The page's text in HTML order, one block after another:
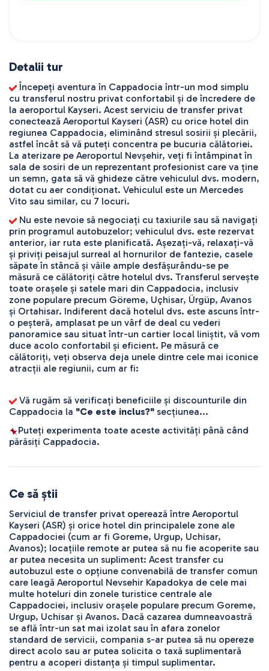
Detalii tur
Începeți aventura în Cappadocia într-un mod simplu
cu transferul nostru privat confortabil și de încredere de
la aeroportul Kayseri. Acest serviciu de transfer privat
conectează Aeroportul Kayseri (ASR) cu orice hotel din
regiunea Cappadocia, eliminând stresul sosirii și plecării,
astfel încât să vă puteți concentra pe bucuria călătoriei.
La aterizare pe Aeroportul Nevşehir, veți fi întâmpinat în
sala de sosiri de un reprezentant profesionist care va ține
un semn, gata să vă ghideze către vehiculul dvs. modern,
dotat cu aer condiționat. Vehiculul este un Mercedes
Vito sau similar, cu 7 locuri.
Nu este nevoie să negociați cu taxiurile sau să navigați
prin programul autobuzelor; vehiculul dvs. este rezervat
anterior, iar ruta este planificată. Așezați-vă, relaxați-vă
și priviți peisajul surreal al hornurilor de fantezie, casele
săpate în stâncă și văile ample desfășurându-se pe
măsură ce călătoriți către hotelul dvs. Transferul servește
toate orașele și satele mari din Cappadocia, inclusiv
zone populare precum Göreme, Uçhisar, Ürgüp, Avanos
și Ortahisar. Indiferent dacă hotelul dvs. este ascuns într-
o peșteră, amplasat pe un vârf de deal cu vederi
panoramice sau situat într-un cartier local liniștit, vă vom
duce acolo confortabil și eficient. Pe măsură ce
călătoriți, veți observa deja unele dintre cele mai iconice
atracții ale regiunii, cum ar fi:
Vă rugăm să verificați beneficiile și discounturile din
Cappadocia la "Ce este inclus?" secțiunea...
Puteți experimenta toate aceste activități până când
părăsiți Cappadocia.
Ce să știi
Serviciul de transfer privat operează între Aeroportul
Kayseri (ASR) și orice hotel din principalele zone ale
Cappadociei (cum ar fi Goreme, Urgup, Uchisar,
Avanos); locațiile remote ar putea să nu fie acoperite sau
ar putea necesita un supliment: Acest transfer cu
autobuzul este o opțiune convenabilă de transfer comun
care leagă Aeroportul Nevsehir Kapadokya de cele mai
multe hoteluri din zonele turistice centrale ale
Cappadociei, inclusiv orașele populare precum Goreme,
Urgup, Uchisar și Avanos. Dacă cazarea dumneavoastră
se află într-un sat mai izolat sau în afara zonelor
standard de servicii, compania s-ar putea să nu opereze
direct acolo sau ar putea solicita o taxă suplimentară
pentru a acoperi distanța și timpul suplimentar.